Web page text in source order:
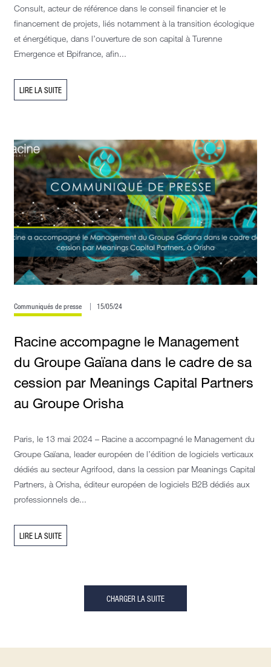
Consult, acteur de référence dans le conseil financier et le
financement de projets, liés notamment à la transition écologique
et énergétique, dans l’ouverture de son capital à Turenne
Emergence et Bpifrance, afin...
LIRE LA SUITE
Communiqués de presse 15/05/24
Racine accompagne le Management
du Groupe Gaïana dans le cadre de sa
cession par Meanings Capital Partners
au Groupe Orisha
Paris, le 13 mai 2024 – Racine a accompagné le Management du
Groupe Gaïana, leader européen de l’édition de logiciels verticaux
dédiés au secteur Agrifood, dans la cession par Meanings Capital
Partners, à Orisha, éditeur européen de logiciels B2B dédiés aux
professionnels de...
LIRE LA SUITE
CHARGER LA SUITE